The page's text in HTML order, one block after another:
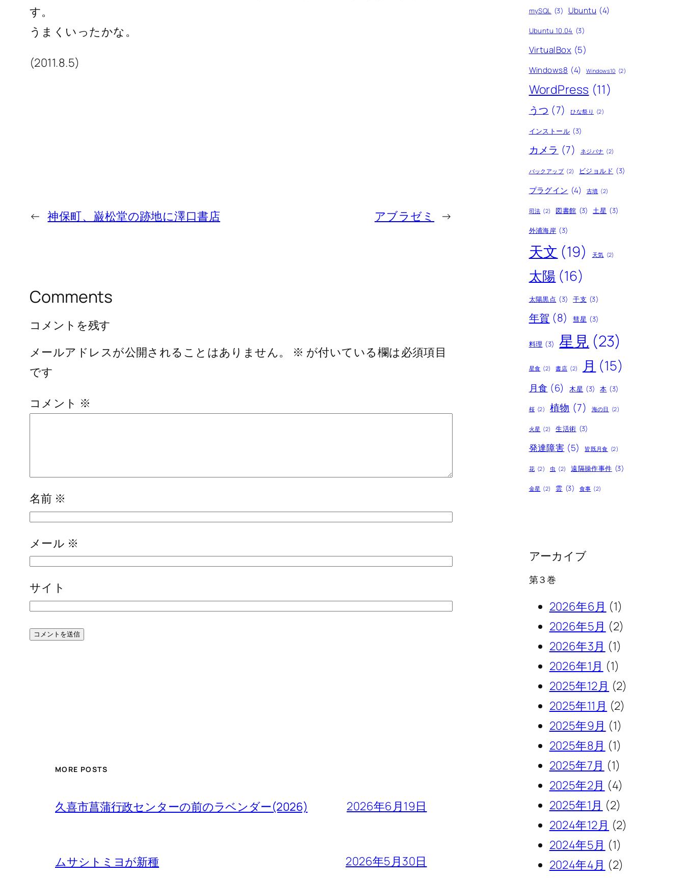
す。
うまくいったかな。
(2011.8.5)
← 神保町、巌松堂の跡地に澤口書店 アブラゼミ →
Comments
コメントを残す
メールアドレスが公開されることはありません。
※ が付いている欄は必須項目
です
コメント ※
名前 ※
メール ※
サイト
MORE POSTS
久喜市菖蒲行政センターの前のラベンダー(2026) 2026年6月19日
ムサシトミヨが新種 2026年5月30日
mySQL (3) Ubuntu (4)
Ubuntu 10.04 (3)
VirtualBox (5)
Windows8 (4) Windows10 (2)
WordPress (11)
うつ (7) ひな祭り (2)
インストール (3)
カメラ (7) ネジバナ (2)
バックアップ (2) ビジョルド (3)
プラグイン (4) 古墳 (2)
司法 (2) 図書館 (3) 土星 (3)
外浦海岸 (3)
天文 (19) 天気 (2)
太陽 (16)
太陽黒点 (3) 干支 (3)
年賀 (8) 彗星 (3)
料理 (3) 星見 (23)
星食 (2) 書店 (2) 月 (15)
月食 (6) 木星 (3) 本 (3)
桜 (2) 植物 (7) 海の日 (2)
火星 (2) 生活術 (3)
発達障害 (5) 皆既月食 (2)
花 (2) 虫 (2) 遠隔操作事件 (3)
金星 (2) 雲 (3) 食事 (2)
アーカイブ
第３巻
2026年6月 (1)
2026年5月 (2)
2026年3月 (1)
2026年1月 (1)
2025年12月 (2)
2025年11月 (2)
2025年9月 (1)
2025年8月 (1)
2025年7月 (1)
2025年2月 (4)
2025年1月 (2)
2024年12月 (2)
2024年5月 (1)
2024年4月 (2)